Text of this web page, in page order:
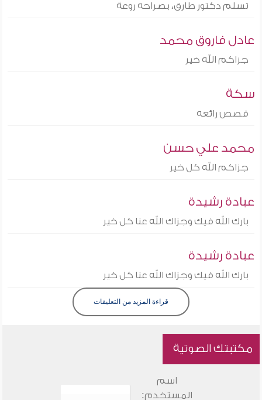
تسلم دكتور طارق، بصراحه روعة
عادل فاروق محمد
جزاكم الله خير
سكة
قصص رائعه
محمد علي حسن
جزاكم الله كل خير
عبادة رشيدة
بارك الله فيك وجزاك الله عنا كل خير
عبادة رشيدة
بارك الله فيك وجزاك الله عنا كل خير
قراءة المزيد من التعليقات
مكتبتك الصوتية
اسم
المستخدم: